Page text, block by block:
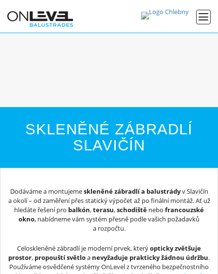
SKLENĚNÉ ZÁBRADLÍ
SLAVIČÍN
Dodáváme a montujemeskleněné zábradlí a balustrádyv Slavičín
a okolí – od zaměření přes statický výpočet až po finální montáž. Ať už
hledáte řešení pro balkón,terasu,schodiště nebo francouzské
okno, nabídneme vám systém přesně podle vašich požadavků
a rozpočtu.
Celoskleněné zábradlí je moderní prvek, kterýopticky zvětšuje
prostor, propouští světloa nevyžaduje prakticky žádnou údržbu.
Používáme osvědčené systémy OnLevel z tvrzeného bezpečnostního